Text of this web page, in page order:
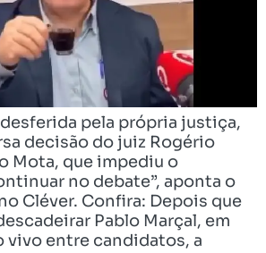
pela própria justiça,
decisão do juiz Rogério
Mota, que impediu o
no debate”, aponta o
Cléver. Confira: Depois que
Pablo Marçal, em
vivo entre candidatos, a